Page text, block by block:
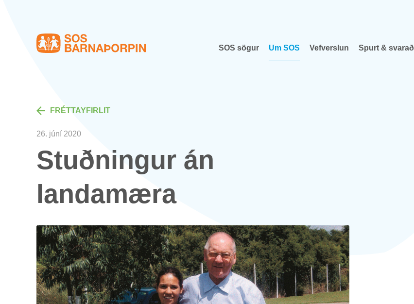
Heim SOS sög­ur Um SOS Vef­versl­un Spurt & svar­að
FRÉTTA­YF­IR­LIT
26. júní 2020
Stuðn­ing­ur án
landa­mæra